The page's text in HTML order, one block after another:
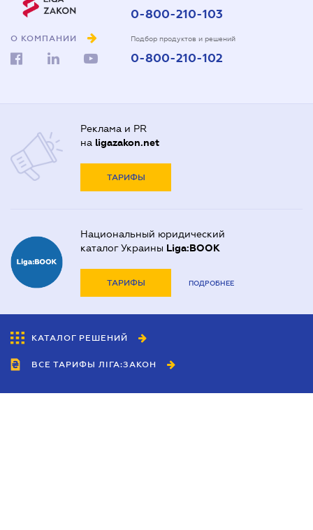
О КОМПАНИИ
0-800-210-103
Подбор продуктов и решений
0-800-210-102
Реклама и PR
на ligazakon.net
ТАРИФЫ
Национальный юридический
каталог Украины Liga:BOOK
ТАРИФЫ ПОДРОБНЕЕ
КАТАЛОГ РЕШЕНИЙ
ВСЕ ТАРИФЫ ЛІГА:ЗАКОН